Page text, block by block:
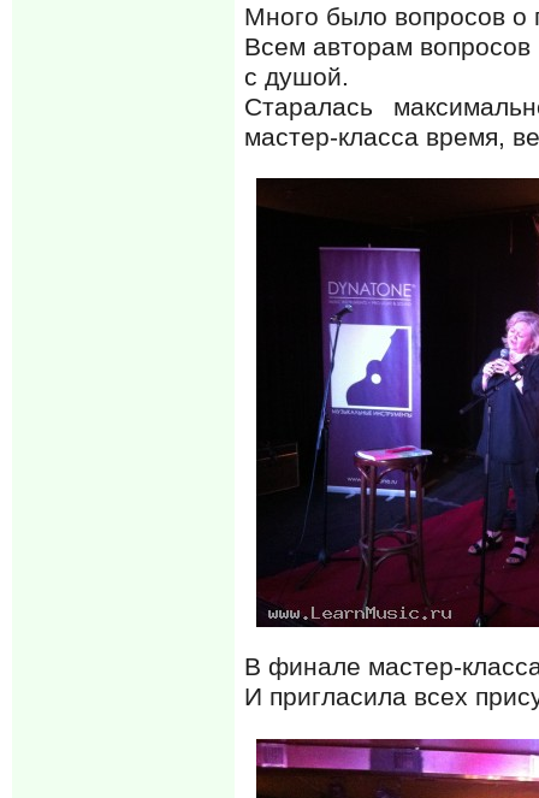
Много было вопросов о
Всем авторам
с душой.
Старалась
мастер-класса время,
В финале мастер-
И пригласила всех